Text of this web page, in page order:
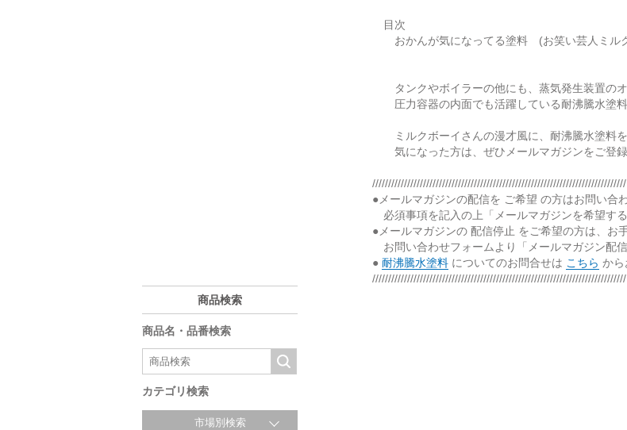
商品検索
商品名・品番検索
カテゴリ検索
市場別検索
目次
おかんが気になってる塗料 (お笑い芸人ミル
タンクやボイラーの他にも、蒸気発生装置のオ
圧力容器の内面でも活躍している耐沸騰水塗料
ミルクボーイさんの漫才風に、耐沸騰水塗料を
気になった方は、ぜひメールマガジンをご登録
////////////////////////////////////////////////////////////////////////////////
●メールマガジンの配信を ご希望 の方はお問い合
必須事項を記入の上「メールマガジンを希望す
●メールマガジンの 配信停止 をご希望の方は、お
お問い合わせフォームより「メールマガジン配
● 耐沸騰水塗料についてのお問合せは こちら から
////////////////////////////////////////////////////////////////////////////////